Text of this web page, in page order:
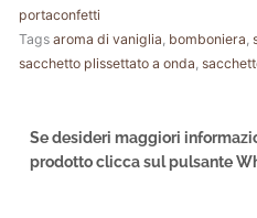
portaconfetti
Tags aroma di vaniglia bomboniera
sacchetto plissettato a onda
Se desideri maggiori
prodotto clicca sul pulsante